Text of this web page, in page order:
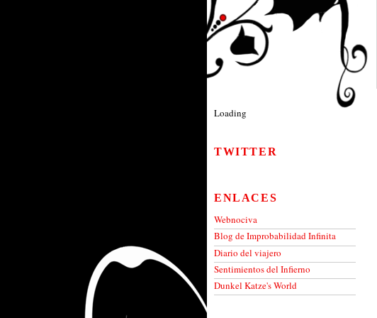
Loading
TWITTER
ENLACES
Webnociva
Blog de Improbabilidad Infinita
Diario del viajero
Sentimientos del Infierno
Dunkel Katze's World